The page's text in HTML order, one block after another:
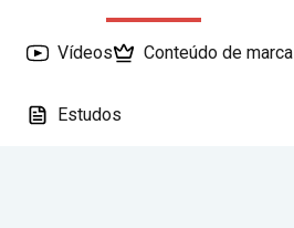
Vídeos Conteúdo de marca
Estudos